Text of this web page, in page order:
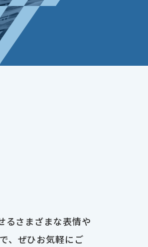
るさまざまな表情や
、ぜひお気軽にご